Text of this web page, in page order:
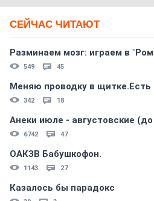
СЕЙЧАС ЧИТАЮТ
Разминаем мозг: играем в
549 45
Меняю проводку в щитке.Есть
342 18
Анеки июле - августовские (до
6742 47
ОАКЗВ Бабушкофон.
1143 27
Казалось бы парадокс